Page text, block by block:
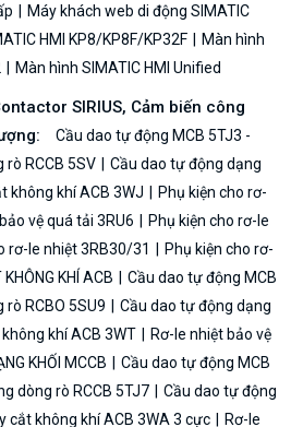
Máy khách web di động SIMATIC
HMI KP8/KP8F/KP32F
Màn hình
Màn hình SIMATIC HMI Unified
SIRIUS, Cảm biến công
Cầu dao tự động MCB 5TJ3 -
rò RCCB 5SV
Cầu dao tự động dạng
không khí ACB 3WJ
Phụ kiện cho rơ-
vệ quá tải 3RU6
Phụ kiện cho rơ-le
rơ-le nhiệt 3RB30/31
Phụ kiện cho rơ-
KHÍ ACB
Cầu dao tự động MCB
RCBO 5SU9
Cầu dao tự động dạng
khí ACB 3WT
Rơ-le nhiệt bảo vệ
KHỐI MCCB
Cầu dao tự động MCB
dòng rò RCCB 5TJ7
Cầu dao tự động
cắt không khí ACB 3WA 3 cực
Rơ-le